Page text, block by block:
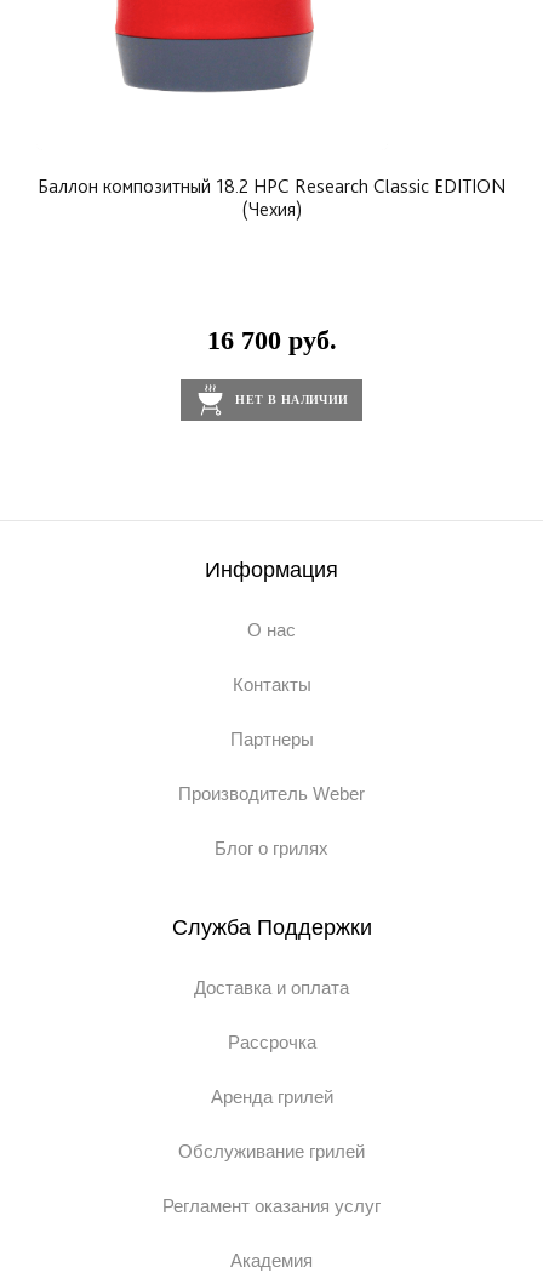
Баллон композитный 18.2 HPC Research Classic EDITION
(Чехия)
16 700 руб.
НЕТ В НАЛИЧИИ
Информация
О нас
Контакты
Партнеры
Производитель Weber
Блог о грилях
Служба Поддержки
Доставка и оплата
Рассрочка
Аренда грилей
Обслуживание грилей
Регламент оказания услуг
Академия